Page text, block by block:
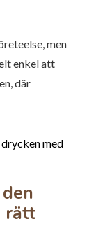
men
enkel att
där
rätt